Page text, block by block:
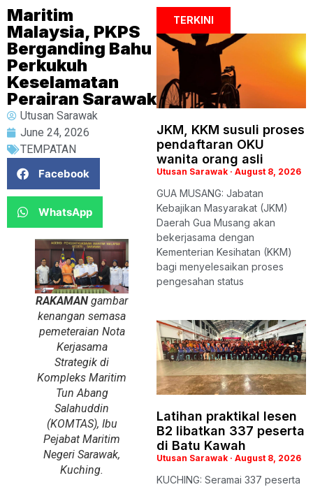
Maritim
Malaysia, PKPS
Berganding Bahu
Perkukuh
Keselamatan
Perairan Sarawak
Utusan Sarawak
June 24, 2026
TEMPATAN
Facebook
WhatsApp
RAKAMAN gambar
kenangan semasa
pemeteraian Nota
Kerjasama
Strategik di
Kompleks Maritim
Tun Abang
Salahuddin
(KOMTAS), Ibu
Pejabat Maritim
Negeri Sarawak,
Kuching.
TERKINI
JKM, KKM susuli proses
pendaftaran OKU
wanita orang asli
Utusan Sarawak August 8, 2026
GUA MUSANG: Jabatan
Kebajikan Masyarakat (JKM)
Daerah Gua Musang akan
bekerjasama dengan
Kementerian Kesihatan (KKM)
bagi menyelesaikan proses
pengesahan status
Latihan praktikal lesen
B2 libatkan 337 peserta
di Batu Kawah
Utusan Sarawak August 8, 2026
KUCHING: Seramai 337 peserta